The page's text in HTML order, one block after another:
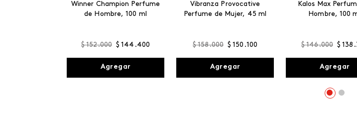
Winner Champion Perfume
de Hombre, 100 ml
$ 152.000 $ 144 .400
Agregar
Vibranza Provocative
Perfume de Mujer, 45 ml
$ 158.000 $ 150 .100
Agregar
Kalos Max
Hombre, 100
$ 146.000 $ 138 .
Agregar